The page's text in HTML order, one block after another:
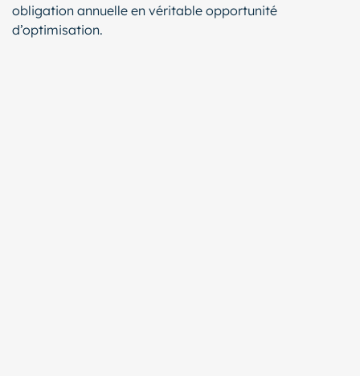
obligation annuelle en véritable opportunité
d’optimisation.